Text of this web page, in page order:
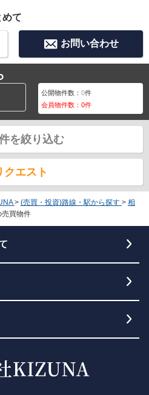
て
お問い合わせ
公開物件数：0件
会員物件数：0件
を絞り込む
クエスト
> (売買・投資)路線・駅から探す > 相
買物件